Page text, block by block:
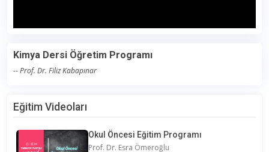
Eğitim Videoları
Okul Öncesi Eğitim Programı
Prof. Dr. Esra Ömeroğlu
Kimya Dersi Öğretim Programı
-- Prof. Dr. Filiz Kabapınar